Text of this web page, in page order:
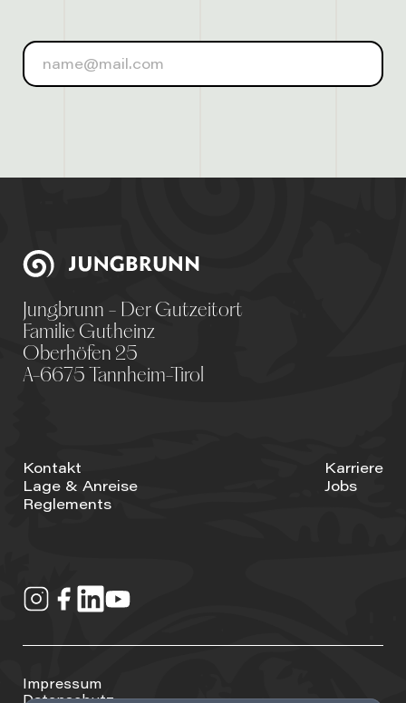
Jungbrunn - Der Gutzeitort
Familie Gutheinz
Oberhöfen 25
A-6675 Tannheim-Tirol
Kontakt
Lage & Anreise
Reglements
Karriere
Jobs
Impressum